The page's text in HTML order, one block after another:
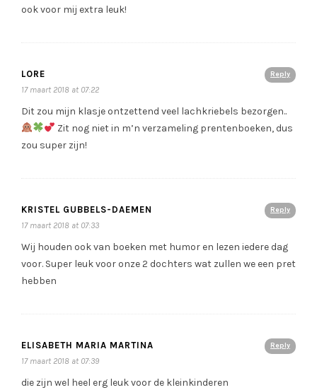
ook voor mij extra leuk!
Reply
LORE
17 maart 2018 at 07:22
Dit zou mijn klasje ontzettend veel lachkriebels bezorgen..
Zit nog niet in m’n verzameling prentenboeken, dus
zou super zijn!
Reply
KRISTEL GUBBELS-DAEMEN
17 maart 2018 at 07:33
Wij houden ook van boeken met humor en lezen iedere dag
voor. Super leuk voor onze 2 dochters wat zullen we een pret
hebben
Reply
ELISABETH MARIA MARTINA
17 maart 2018 at 07:39
die zijn wel heel erg leuk voor de kleinkinderen